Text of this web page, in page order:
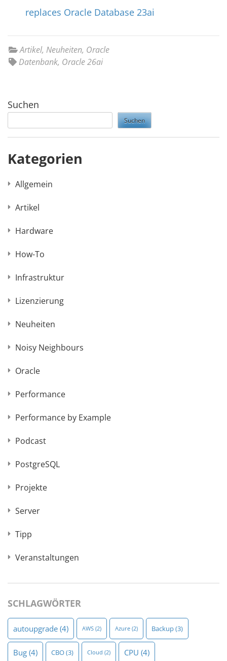
replaces Oracle Database 23ai
Artikel, Neuheiten, Oracle
Datenbank, Oracle 26ai
Suchen
Suchen
Kategorien
Allgemein
Artikel
Hardware
How-To
Infrastruktur
Lizenzierung
Neuheiten
Noisy Neighbours
Oracle
Performance
Performance by Example
Podcast
PostgreSQL
Projekte
Server
Tipp
Veranstaltungen
SCHLAGWÖRTER
autoupgrade (4) AWS (2) Azure (2) Backup(3)
Bug (4) CBO(3) Cloud (2) CPU (4)